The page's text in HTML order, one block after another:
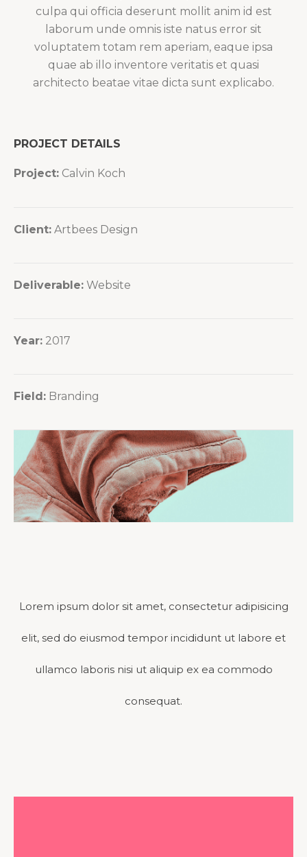
culpa qui officia deserunt mollit anim id est
laborum unde omnis iste natus error sit
voluptatem totam rem aperiam, eaque ipsa
quae ab illo inventore veritatis et quasi
architecto beatae vitae dicta sunt explicabo.
PROJECT DETAILS
Project: Calvin Koch
Client: Artbees Design
Deliverable: Website
Year: 2017
Field: Branding
Lorem ipsum dolor sit amet, consectetur adipisicing
elit, sed do eiusmod tempor incididunt ut labore et
ullamco laboris nisi ut aliquip ex ea commodo
consequat.